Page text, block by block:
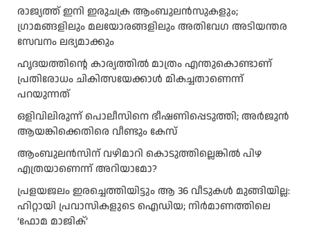
രാജ്യത്ത് ഇനി ഇരുചക്ര ആംബുലന്‍സുകളും;
ഗ്രാമങ്ങളിലും മലയോരങ്ങളിലും അതിവേഗ അടിയന്തര
സേവനം ലഭ്യമാക്കും
ഹൃദയത്തിന്റെ കാര്യത്തിൽ മാത്രം എന്തുകൊണ്ടാണ്
പ്രതിരോധം ചികിത്സയേക്കാൾ മികച്ചതാണെന്ന്
പറയുന്നത്
ഒളിവിലിരുന്ന് പൊലീസിനെ ഭീഷണിപ്പെടുത്തി; അർജുൻ
ആയങ്കിക്കെതിരെ വീണ്ടും കേസ്
ആംബുലന്‍സിന് വഴിമാറി കൊടുത്തില്ലെങ്കില്‍ പിഴ
എത്രയാണെന്ന് അറിയാമോ?
പ്രളയജലം ഇരച്ചെത്തിയിട്ടും ആ 36 വീടുകൾ മുങ്ങിയില്ല:
ഹിറ്റായി പ്രവാസികളുടെ ഐഡിയ; നിർമാണത്തിലെ
‘ഫോമ മാജിക്’